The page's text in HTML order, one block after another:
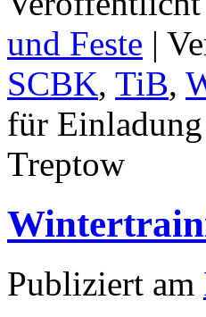
und Feste |
SCBK, TiB,
für
Treptow
Publiziert am